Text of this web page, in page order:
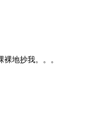
地抄我。。。